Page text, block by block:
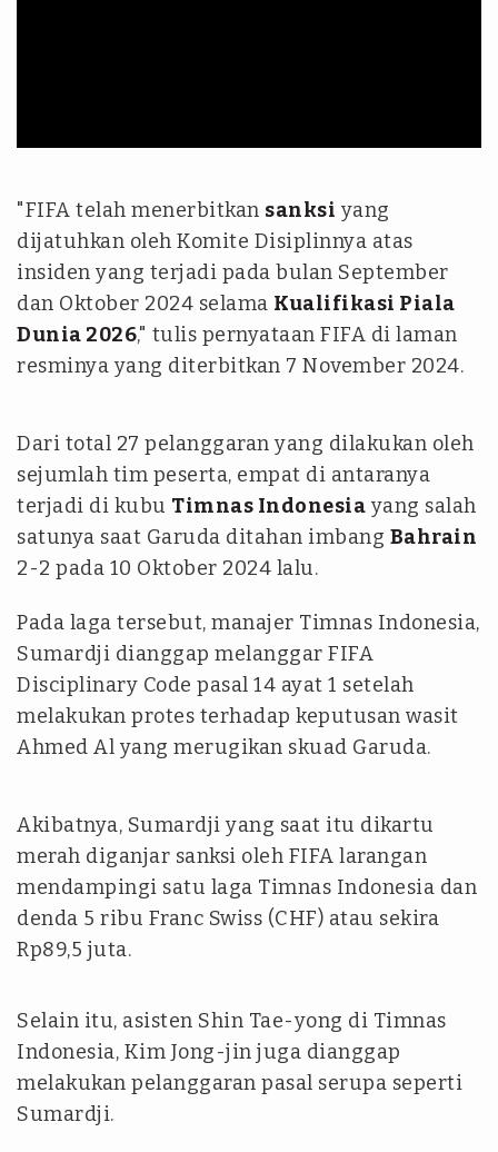
"FIFA telah menerbitkan sanksi yang
dijatuhkan oleh Komite Disiplinnya atas
insiden yang terjadi pada bulan September
dan Oktober 2024 selama Kualifikasi Piala
Dunia 2026," tulis pernyataan FIFA di laman
resminya yang diterbitkan 7 November 2024.
Dari total 27 pelanggaran yang dilakukan oleh
sejumlah tim peserta, empat di antaranya
terjadi di kubu Timnas Indonesia yang salah
satunya saat Garuda ditahan imbang Bahrain
2-2 pada 10 Oktober 2024 lalu.
Pada laga tersebut, manajer Timnas Indonesia,
Sumardji dianggap melanggar FIFA
Disciplinary Code pasal 14 ayat 1 setelah
melakukan protes terhadap keputusan wasit
Ahmed Al yang merugikan skuad Garuda.
Akibatnya, Sumardji yang saat itu dikartu
merah diganjar sanksi oleh FIFA larangan
mendampingi satu laga Timnas Indonesia dan
denda 5 ribu Franc Swiss (CHF) atau sekira
Rp89,5 juta.
Selain itu, asisten Shin Tae-yong di Timnas
Indonesia, Kim Jong-jin juga dianggap
melakukan pelanggaran pasal serupa seperti
Sumardji.